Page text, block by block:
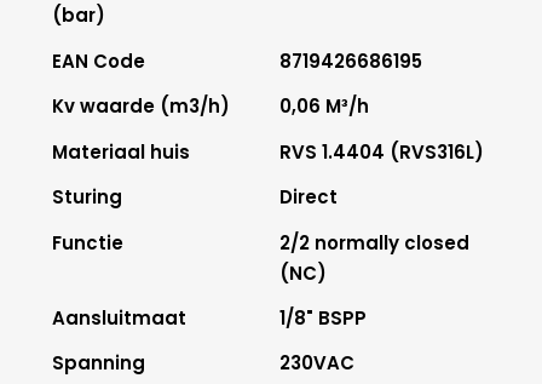
(bar)
EAN Code
8719426686195
Kv waarde (m3/h)
0,06 M³/h
Materiaal huis
RVS 1.4404 (RVS316L)
Sturing
Direct
Functie
2/2 normally closed
(NC)
Aansluitmaat
1/8" BSPP
Spanning
230VAC